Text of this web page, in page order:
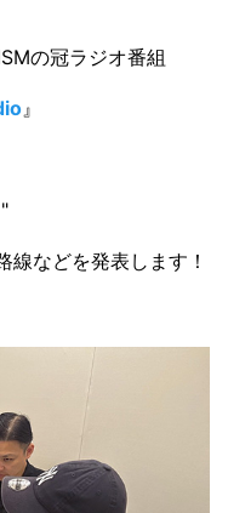
の冠ラジオ番組
』
線などを発表します！